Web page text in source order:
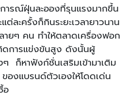
ารณ์ฝุ่นละอองที่รุนแรงมากขึ้น
ต่ละครั้งก็กินระยะเวลายาวนาน
ยๆ คน ทำให้ตลาดเครื่องฟอก
ดการแข่งขันสูง ดังนั้นผู้
ก็หาฟังก์ชั่นเสริมเข้ามาเติม
องแบรนด์ตัวเองให้โดดเด่น
อ